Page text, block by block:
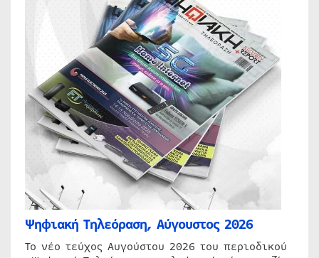
Ψηφιακή Τηλεόραση, Αύγουστος 2026
Το νέο τεύχος Αυγούστου 2026 του περιοδικού